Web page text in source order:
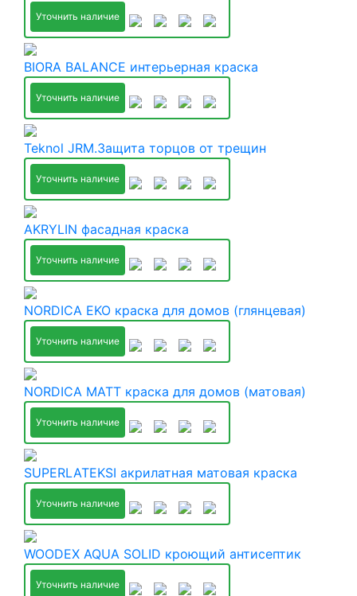
Уточнить наличие
BIORA BALANCE интерьерная краска
Уточнить наличие
Teknol JRM.Защита торцов от трещин
Уточнить наличие
AKRYLIN фасадная краска
Уточнить наличие
NORDICA EKO краска для домов (глянцевая)
Уточнить наличие
NORDICA MATT краска для домов (матовая)
Уточнить наличие
SUPERLATEKSI акрилатная матовая краска
Уточнить наличие
WOODEX AQUA SOLID кроющий антисептик
Уточнить наличие